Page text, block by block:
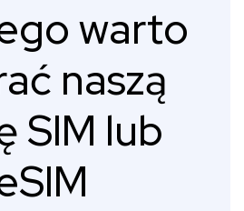
warto
naszą
SIM lub